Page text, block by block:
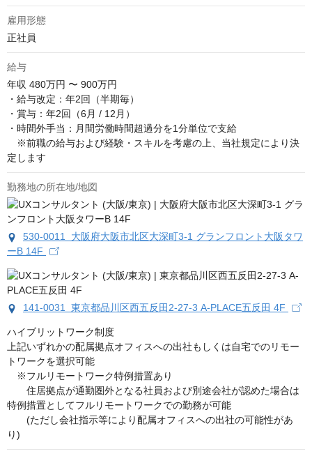
雇用形態
正社員
給与
年収 480万円 〜 900万円
・給与改定：年2回（半期毎）
・賞与：年2回（6月 / 12月）
・時間外手当：月間労働時間超過分を1分単位で支給
※前職の給与および経験・スキルを考慮の上、当社規定により決
定します
勤務地の所在地/地図
530-0011 大阪府大阪市北区大深町3-1 グランフロント大阪タワ
ーB 14F
141-0031 東京都品川区西五反田2-27-3 A-PLACE五反田 4F
ハイブリットワーク制度
上記いずれかの配属拠点オフィスへの出社もしくは自宅でのリモー
トワークを選択可能
※フルリモートワーク特例措置あり
住居拠点が通勤圏外となる社員および別途会社が認めた場合は
特例措置としてフルリモートワークでの勤務が可能
(ただし会社指示等により配属オフィスへの出社の可能性があ
り)